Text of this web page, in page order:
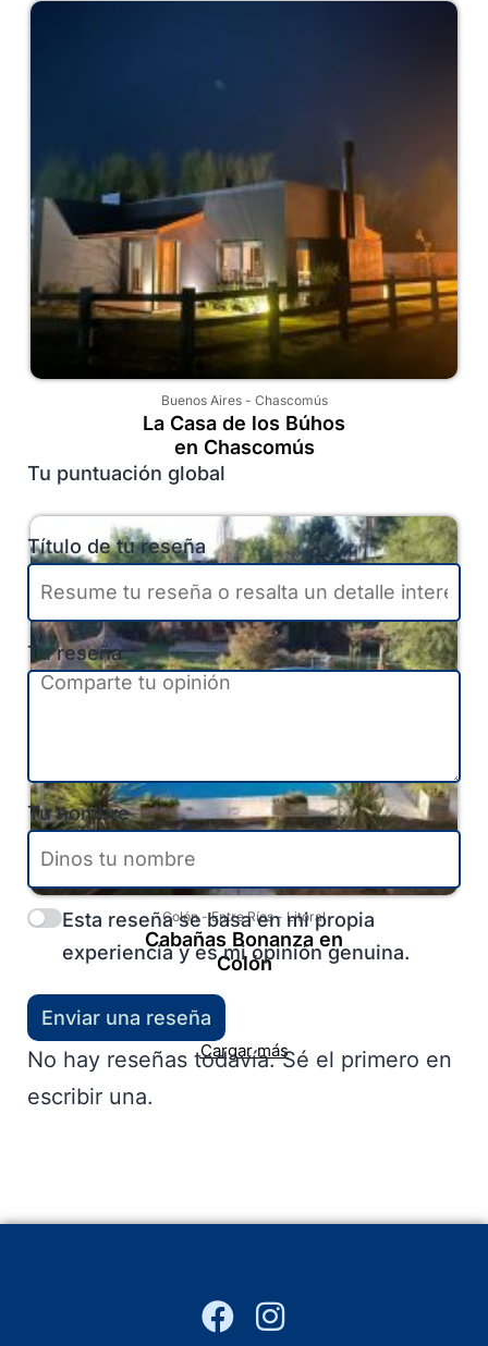
Buenos Aires- Chascomús
La Casa de los Búhos
en Chascomús
Colón-Entre Ríos- Litoral
Cabañas Bonanza en
Colón
Cargar más
Tu puntuación global
Título de tu reseña
Tu reseña
Tu nombre
Esta reseña se basa en mi propia
experiencia y es mi opinión genuina.
Enviar una reseña
No hay reseñas todavía. Sé el primero en
escribir una.